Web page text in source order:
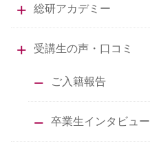
総研アカデミー
受講生の声・口コミ
ご入籍報告
卒業生インタビュー